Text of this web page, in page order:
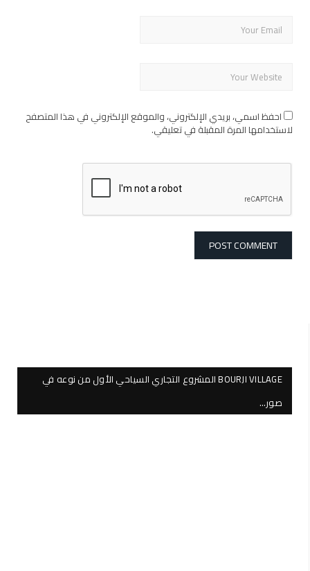
احفظ اسمي، بريدي الإلكتروني، والموقع الإلكتروني في هذا المتصفح
لاستخدامها المرة المقبلة في تعليقي.
BOURJI VILLAGE المشروع التجاري السياحي الأول من نوعه في
صور…